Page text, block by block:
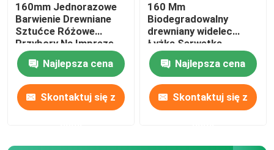
O nas
Łączność
Produkty
160mm Jednorazowe
Barwienie Drewniane
Sztućce Różowe
Przybory Na Imprezę
Najlepsza cena
Skontaktuj się z
160 Mm
Biodegradowalny
drewniany widelec
Łyżka Serwetka
Wykałaczka z
owiniętym
opakowaniem
papierowym
Najlepsza cena
Skontaktuj się z